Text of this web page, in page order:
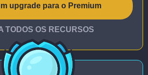
upgrade para o Premium
TODOS OS RECURSOS